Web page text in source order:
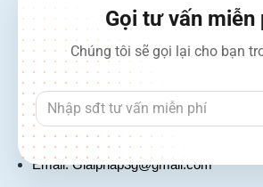
tháng 01 năm 2018. Đăng ký thay
tháng 03 năm 2026
226 Đường Láng, Đống Đa, Hà Nội
137 Đường Hòa Hưng, Phường 12,
Minh
Hotline: 1900 2106 - 0386 001 001
Email:Giaiphap3g@gmail.com
Gọi tư vấn miễn
Chúng tôi sẽ gọi lại cho bạn